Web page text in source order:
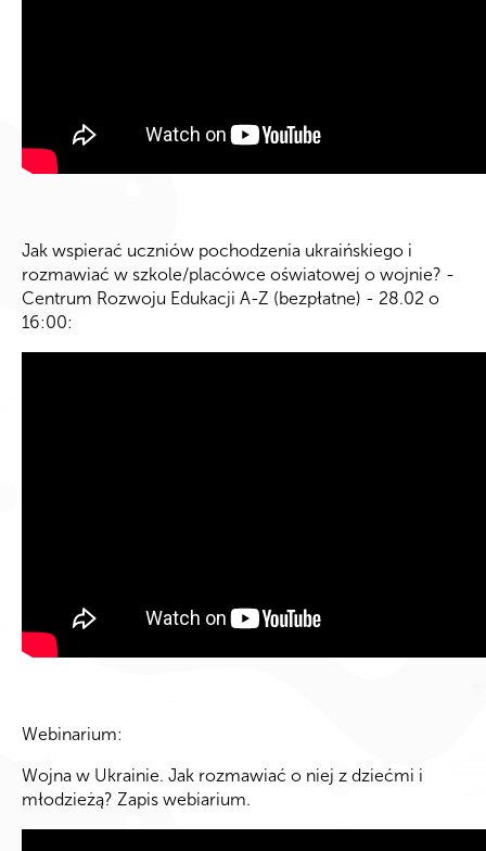
Jak wspierać uczniów pochodzenia ukraińskiego i
rozmawiać w szkole/placówce oświatowej o wojnie? -
Centrum Rozwoju Edukacji A-Z (bezpłatne) - 28.02 o
16:00:
Webinarium:
Wojna w Ukrainie. Jak rozmawiać o niej z dziećmi i
młodzieżą? Zapis webiarium.